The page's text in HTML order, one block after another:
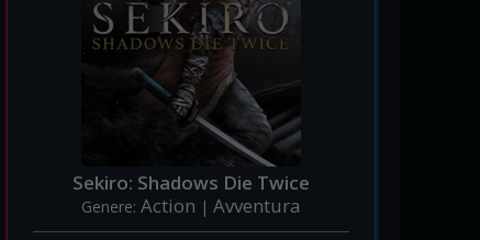
Sekiro: Shadows Die Twice
Genere:Action |Avventura